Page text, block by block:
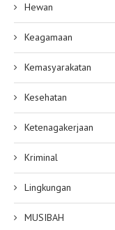
Hewan
Keagamaan
Kemasyarakatan
Kesehatan
Ketenagakerjaan
Kriminal
Lingkungan
MUSIBAH